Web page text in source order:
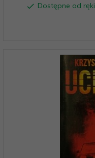
Dostępne od